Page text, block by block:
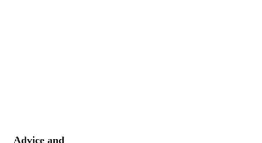
Advice and